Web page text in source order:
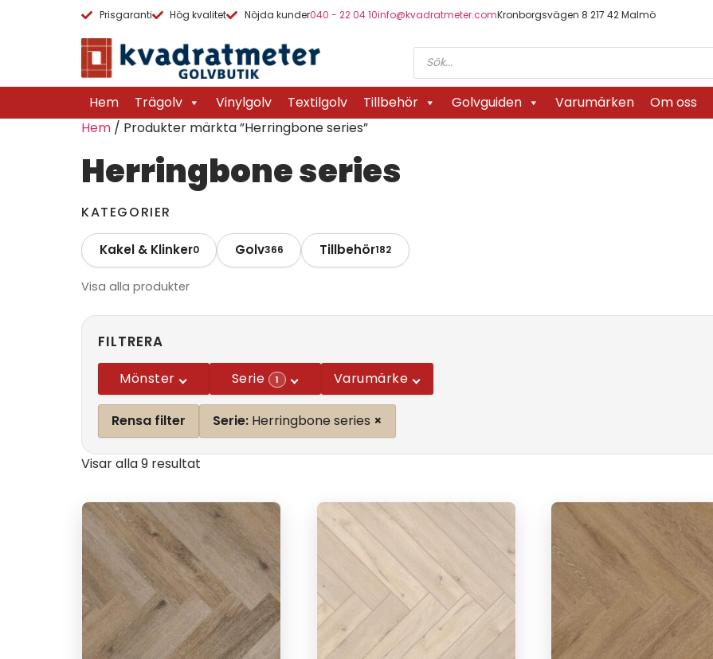
Prisgaranti Hög kvalitet Nöjda kunder040 - 22 04 10info@kvadratmeter.comKronborgsvägen 8 217 42 Malmö
Hem Trägolv Vinylgolv Textilgolv Tillbehör Golvguiden Varumärken Om oss
Hem / Produkter märkta ”Herringbone series”
Herringbone series
KATEGORIER
Kakel & Klinker0 Golv366 Tillbehör182
Visa alla produkter
FILTRERA
Mönster Serie 1 Varumärke
Rensa filter Serie: Herringbone series ×
Visar alla 9 resultat